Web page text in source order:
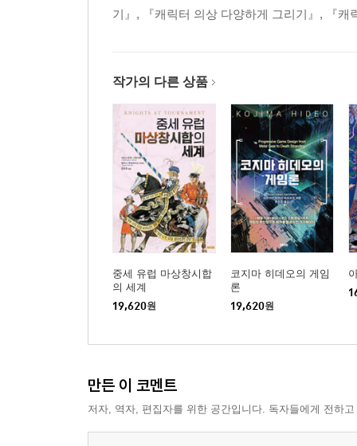
무도회 드레스
*고저스하고 기품 있는 영애
침실에서의 네글리제
외출복
*고압적인 영애
드레스의 매무새
밤의 연회용 드레스
*쿨한 아가씨
자신의 방에서 생활하기
부상자를 마법으로 치료하기
추방당한 여행자 복장으로
기』, 『캐릭터 의상 다양하게 그리기』, 『
작가의 다른 상품
중세 유럽 마상창시합
의 세계
19,620원
코지마 히데오의 게임
론
19,620원
만든 이 코멘트
저자, 역자, 편집자를 위한 공간입니다. 독자들에게 전하